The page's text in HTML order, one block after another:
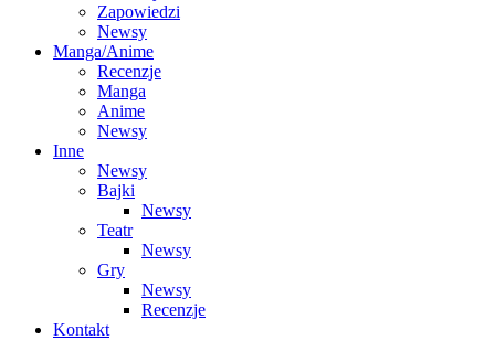
Zapowiedzi
Newsy
Manga/Anime
Recenzje
Manga
Anime
Newsy
Inne
Newsy
Bajki
Newsy
Teatr
Newsy
Gry
Newsy
Recenzje
Kontakt